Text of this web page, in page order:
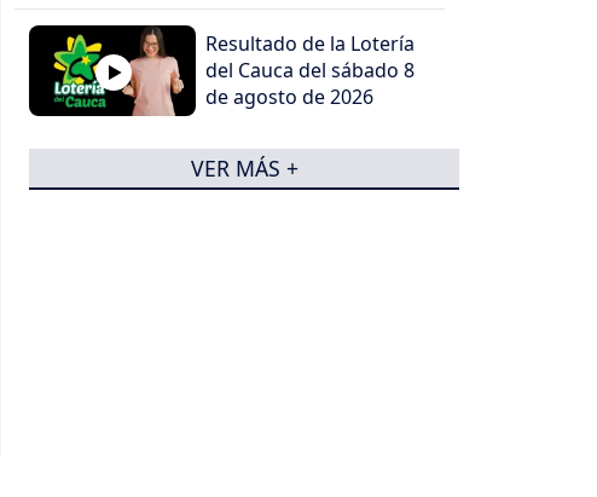
Resultado de la Lotería
del Cauca del sábado 8
de agosto de 2026
VER MÁS +